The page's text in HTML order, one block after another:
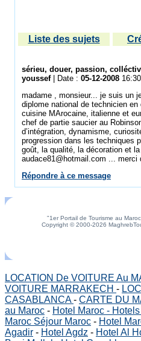
Liste des sujets
sérieu, douer, passion,
youssef| Date : 05-12-2008 16:30
madame , monsieur... je suis un
diplome national de technicien
cuisine MArocaine, italienne et
chef de partie saucier au
d’intégration, dynamisme,
progression dans les techniques
goût, la qualité, la décoration et
audace81@hotmail.com ...
Répondre à ce message
"1er Portail de Tourisme au
Copyright © 2000-2026
LOCATION De VOITURE Au
VOITURE MARRAKECH -
CASABLANCA- CARTE DU
au Maroc - Hotel Maroc -
Maroc Séjour Maroc - Hotel
Agadir - Hotel Agdz - Hotel Al